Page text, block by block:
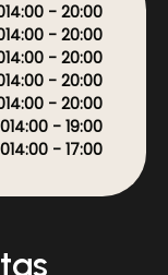
14:00 - 20:00
14:00 - 20:00
14:00 - 20:00
14:00 - 20:00
14:00 - 20:00
14:00 - 19:00
14:00 - 17:00